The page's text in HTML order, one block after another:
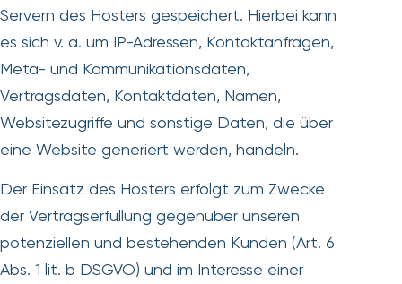
Servern des Hosters gespeichert. Hierbei kann
es sich v. a. um IP-Adressen, Kontaktanfragen,
Meta- und Kommunikationsdaten,
Vertragsdaten, Kontaktdaten, Namen,
Websitezugriffe und sonstige Daten, die über
eine Website generiert werden, handeln.
Der Einsatz des Hosters erfolgt zum Zwecke
der Vertragserfüllung gegenüber unseren
potenziellen und bestehenden Kunden (Art. 6
Abs. 1 lit. b DSGVO) und im Interesse einer